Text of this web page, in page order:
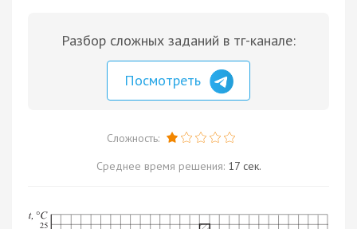
Разбор сложных заданий в тг-канале:
Посмотреть
Сложность:
Среднее время решения: 17 сек.